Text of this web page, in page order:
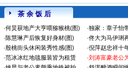
茶 余 饭 后
·何炅获地产大亨喂猕猴桃(图) ·独家：章子怡
·陈慧琳产后恢复好身材(图) ·佟大为马伊琍
·殷桃街头休闲装秀性感(图) ·倪萍赵忠祥十
·范冰冰红地毯服装皆为租赁 ·刘涛富豪老公